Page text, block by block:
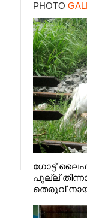
PHOTO
ഗോട്ട് ലൈഫ്
പുല്ല്
തെരുവ്
വന്നതോടെ
ജീവന്